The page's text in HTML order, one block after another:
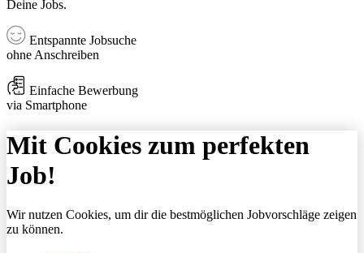
Deine Jobs.
Entspannte Jobsuche
ohne Anschreiben
Einfache Bewerbung
via Smartphone
Mit Cookies zum perfekten
Job!
Wir nutzen Cookies, um dir die bestmöglichen Jobvorschläge zeigen
zu können.